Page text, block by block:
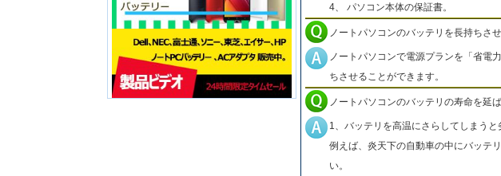
4、 パソコン本体の保証書。
ノートパソコンのバッテリを長持ちさ
ノートパソコンで電源プランを「省電
ちさせることができます。
ノートパソコンのバッテリの寿命を延
1、バッテリを高温にさらしてしまうと
例えば、炎天下の自動車の中にバッテ
い。